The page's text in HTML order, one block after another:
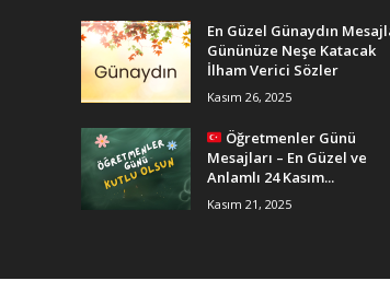
En Güzel Günaydın
Gününüze Neşe Katacak
İlham Verici Sözler
Kasım 26, 2025
Öğretmenler Günü
Mesajları – En Güzel ve
Anlamlı 24 Kasım...
Kasım 21, 2025